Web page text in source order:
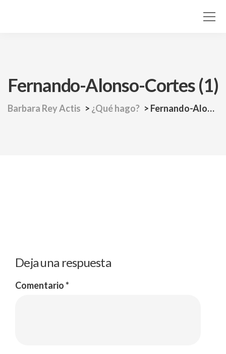
Fernando-Alonso-Cortes (1)
Barbara Rey Actis > ¿Qué hago? > Fernando-Alonso-Cortes (1)
Deja una respuesta
Comentario*